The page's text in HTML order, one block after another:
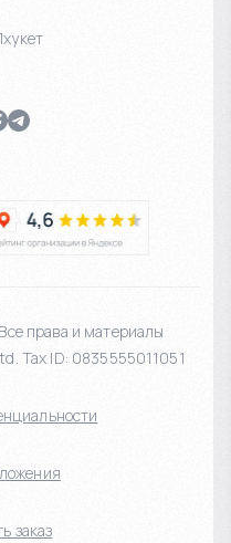
права и материалы
Tax ID: 0835555011051
заказ